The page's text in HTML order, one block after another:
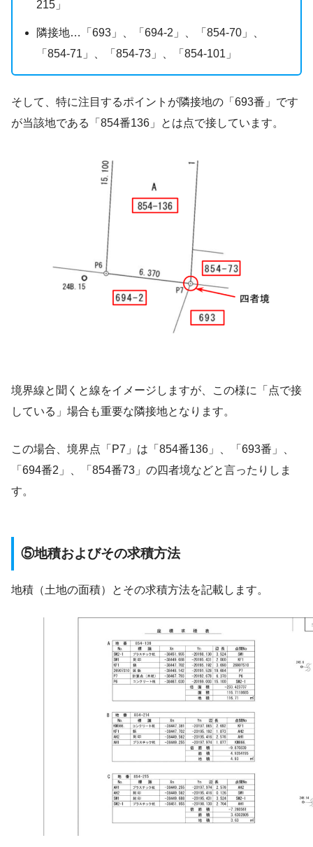
215」
隣接地…「693」、「694-2」、「854-70」、
「854-71」、「854-73」、「854-101」
そして、特に注目するポイントが隣接地の「693番」です
が当該地である「854番136」とは点で接しています。
境界線と聞くと線をイメージしますが、この様に「点で接
している」場合も重要な隣接地となります。
この場合、境界点「P7」は「854番136」、「693番」、
「694番2」、「854番73」の四者境などと言ったりしま
す。
⑤地積およびその求積方法
地積（土地の面積）とその求積方法を記載します。